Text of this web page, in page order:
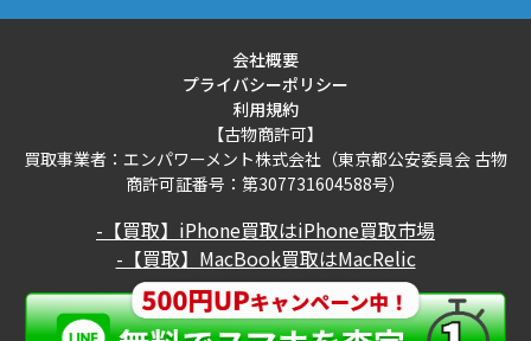
会社概要
プライバシーポリシー
利用規約
【古物商許可】
買取事業者：エンパワーメント株式会社（東京都公安委員会 古物
商許可証番号：第307731604588号）
-【買取】iPhone買取はiPhone買取市場
-【買取】MacBook買取はMacRelic